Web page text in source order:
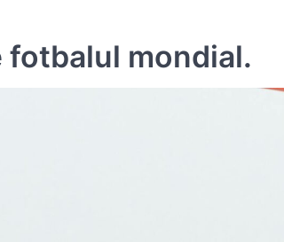
fotbalul mondial.